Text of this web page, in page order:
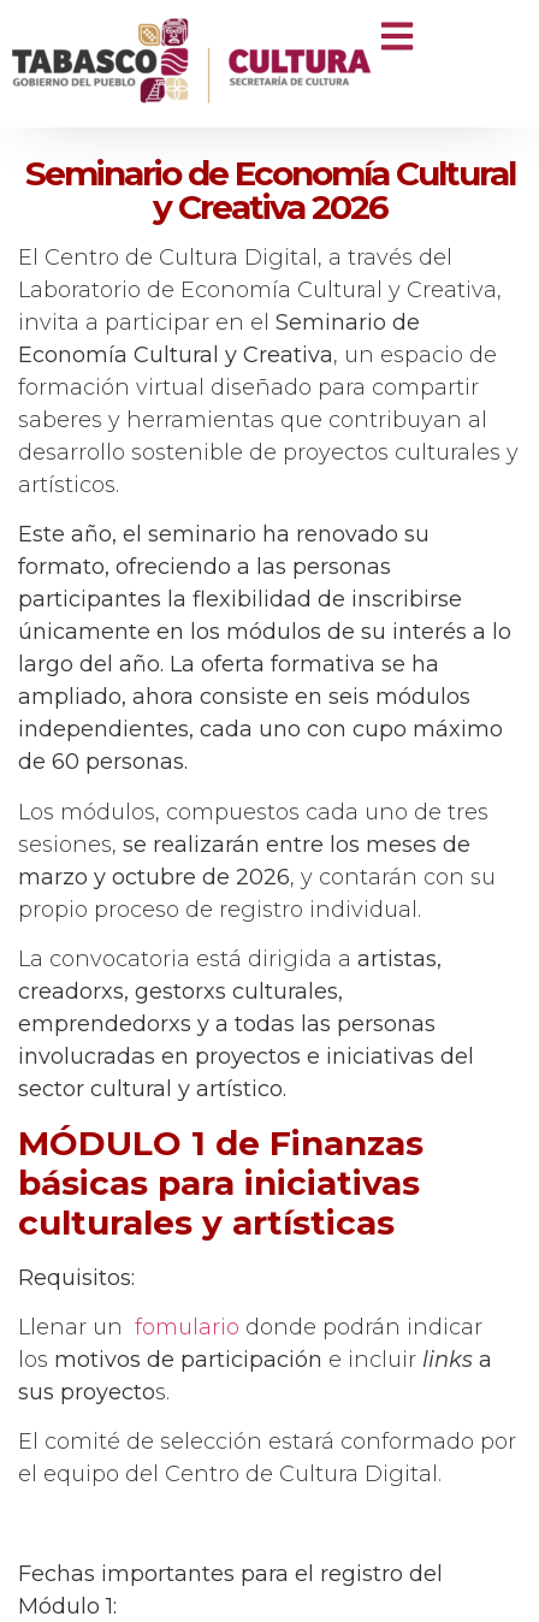
Seminario de Economía Cultural
y Creativa 2026
El Centro de Cultura Digital, a través del
Laboratorio de Economía Cultural y Creativa,
invita a participar en el Seminario de
Economía Cultural y Creativa, un espacio de
formación virtual diseñado para compartir
saberes y herramientas que contribuyan al
desarrollo sostenible de proyectos culturales y
artísticos.
Este año, el seminario ha renovado su
formato, ofreciendo a las personas
participantes la flexibilidad de inscribirse
únicamente en los módulos de su interés a lo
largo del año. La oferta formativa se ha
ampliado, ahora consiste en seis módulos
independientes, cada uno con cupo máximo
de 60 personas.
Los módulos, compuestos cada uno de tres
sesiones, se realizarán entre los meses de
marzo y octubre de 2026, y contarán con su
propio proceso de registro individual.
La convocatoria está dirigida a artistas,
creadorxs, gestorxs culturales,
emprendedorxs y a todas las personas
involucradas en proyectos e iniciativas del
sector cultural y artístico.
MÓDULO 1 de Finanzas
básicas para iniciativas
culturales y artísticas
Requisitos:
Llenar un fomulario donde podrán indicar
los motivos de participación e incluir links a
sus proyectos.
El comité de selección estará conformado por
el equipo del Centro de Cultura Digital.
Fechas importantes para el registro del
Módulo 1: